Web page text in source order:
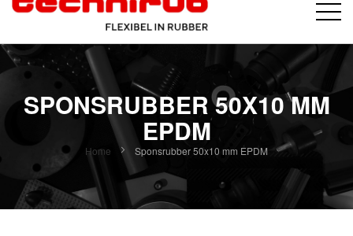
SPONSRUBBER 50X10 MM
EPDM
Home Sponsrubber 50x10 mm EPDM